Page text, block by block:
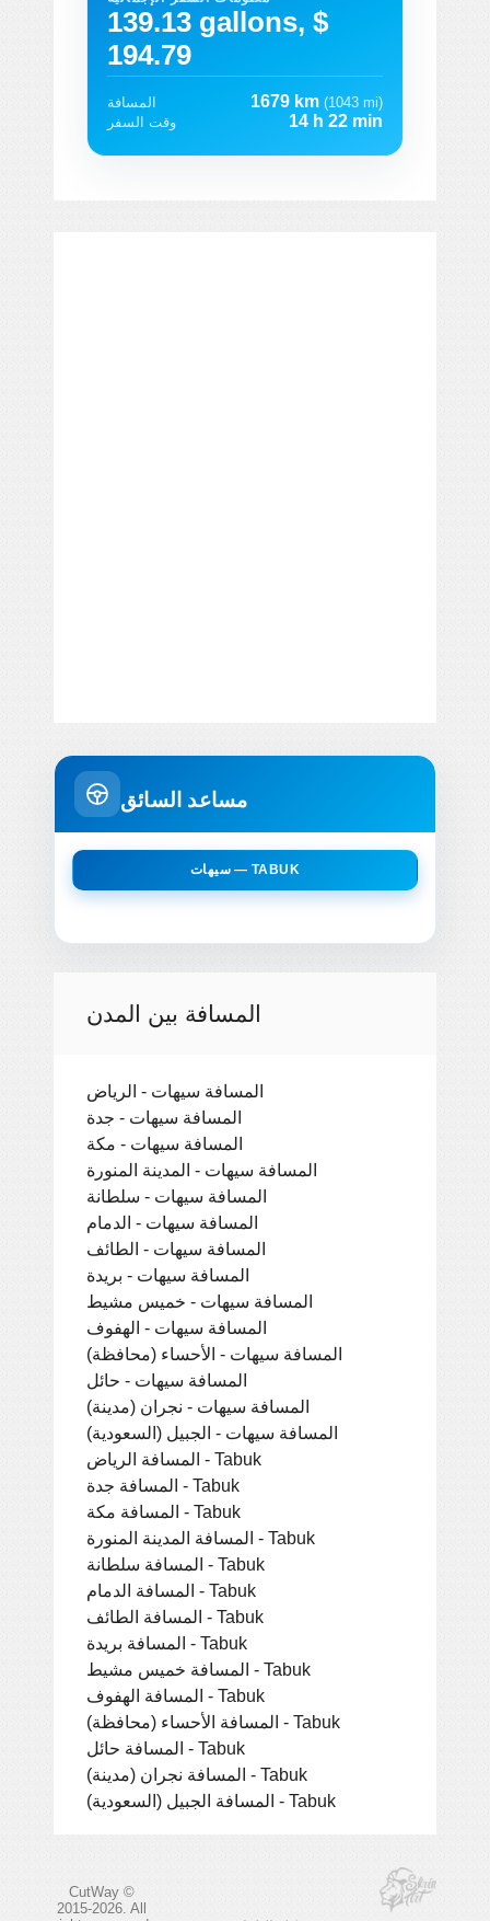
139.13 gallons, $
194.79
المسافة 1679 km (1043 mi)
وقت السفر
14 h 22 min
مساعد السائق
سيهات — TABUK
المسافة بين المدن
المسافة سيهات - الرياض
المسافة سيهات - جدة
المسافة سيهات - مكة
المسافة سيهات - المدينة المنورة
المسافة سيهات - سلطانة
المسافة سيهات - الدمام
المسافة سيهات - الطائف
المسافة سيهات - بريدة
المسافة سيهات - خميس مشيط
المسافة سيهات - الهفوف
المسافة سيهات - الأحساء (محافظة)
المسافة سيهات - حائل
المسافة سيهات - نجران (مدينة)
المسافة سيهات - الجبيل (السعودية)
المسافة الرياض - Tabuk
المسافة جدة - Tabuk
المسافة مكة - Tabuk
المسافة المدينة المنورة - Tabuk
المسافة سلطانة - Tabuk
المسافة الدمام - Tabuk
المسافة الطائف - Tabuk
المسافة بريدة - Tabuk
المسافة خميس مشيط - Tabuk
المسافة الهفوف - Tabuk
المسافة الأحساء (محافظة) - Tabuk
المسافة حائل - Tabuk
المسافة نجران (مدينة) - Tabuk
المسافة الجبيل (السعودية) - Tabuk
CutWay ©
2015-2026. All